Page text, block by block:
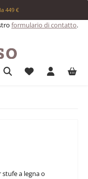
449 €
formulario di contatto.
Hai 0 articoli
a legna o